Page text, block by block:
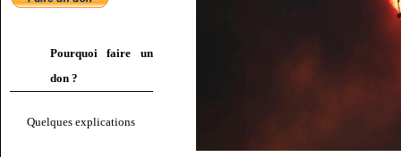
Pourquoi faire un
don ?
Quelques explications